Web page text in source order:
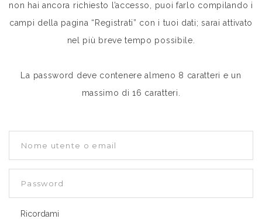
non hai ancora richiesto l’accesso, puoi farlo compilando i
campi della pagina “Registrati” con i tuoi dati; sarai attivato
nel più breve tempo possibile.
La password deve contenerealmeno 8 caratteri e un
massimo di 16 caratteri.
email
Ricordami